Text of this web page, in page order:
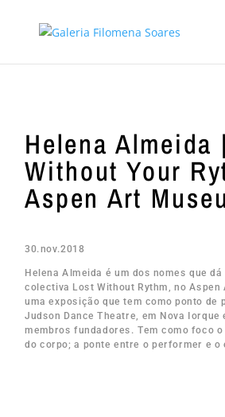
Helena Almeida
Without Your
Aspen Art
30.nov.2018
Helena Almeida é um dos nomes que dá
colectiva Lost Without Rythm, no Aspen
uma exposição que tem como ponto de
Judson Dance Theatre, em Nova Iorque
membros fundadores. Tem como foco o
do corpo; a ponte entre o performer e o